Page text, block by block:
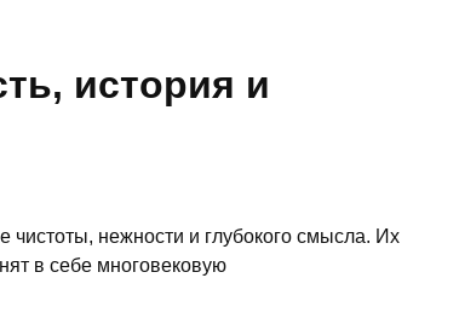
история и
нежности и глубокого смысла. Их
в себе многовековую